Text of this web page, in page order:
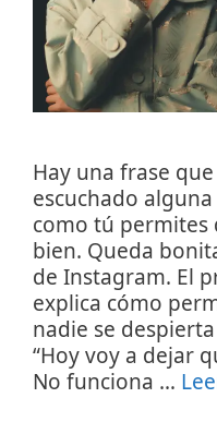
Hay una frase
escuchado
como tú permites
bien. Queda
de Instagram. El
explica cómo
nadie se
“Hoy voy a dejar
No funciona …